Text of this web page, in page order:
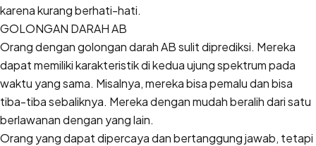
karena kurang berhati-hati.
GOLONGAN DARAH AB
Orang dengan golongan darah AB sulit diprediksi. Mereka
dapat memiliki karakteristik di kedua ujung spektrum pada
waktu yang sama. Misalnya, mereka bisa pemalu dan bisa
tiba-tiba sebaliknya. Mereka dengan mudah beralih dari satu
berlawanan dengan yang lain.
Orang yang dapat dipercaya dan bertanggung jawab, tetapi